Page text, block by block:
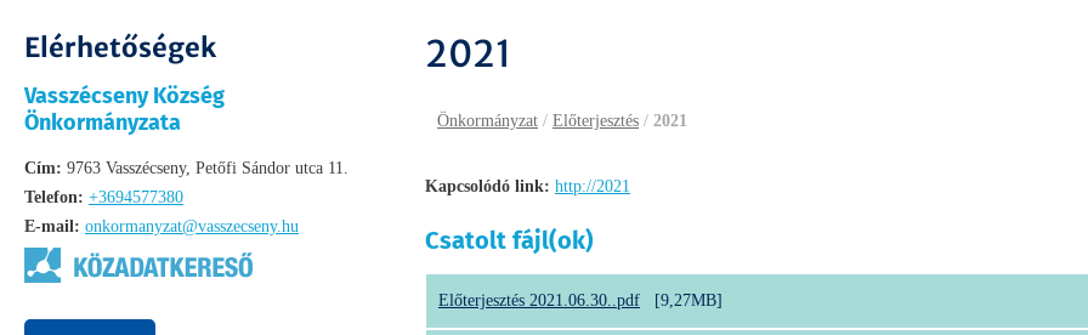
Elérhetőségek
Vasszécseny Község
Önkormányzata
Cím: 9763 Vasszécseny, Petőfi Sándor utca 11.
Telefon: +3694577380
E-mail: onkormanyzat@vasszecseny.hu
2021
Önkormányzat / Előterjesztés / 2021
Kapcsolódó link: http://2021
Csatolt fájl(ok)
Előterjesztés 2021.06.30..pdf [9,27MB]